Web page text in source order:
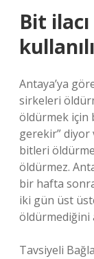
Bit
Antaya’ya
sirkeleri
öldürmek için
gerekir” diyor
bitleri
öldürmez.
bir hafta
iki gün üst
öldürmediğini
Tavsiyeli